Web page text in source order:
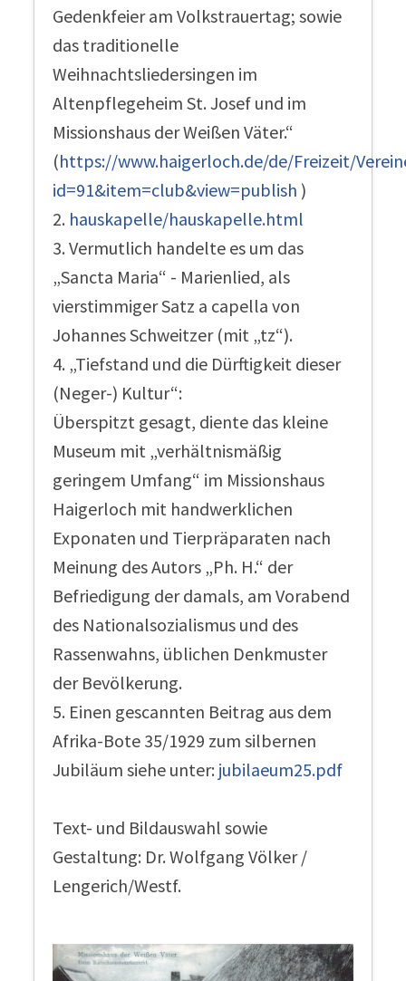
Gedenkfeier am Volkstrauertag; sowie
das traditionelle
Weihnachtsliedersingen im
Altenpflegeheim St. Josef und im
Missionshaus der Weißen Väter.“
(https://www.haigerloch.de/de/Freizeit/
id=91&item=club&view=publish )
2. hauskapelle/hauskapelle.html
3. Vermutlich handelte es um das
„Sancta Maria“ - Marienlied, als
vierstimmiger Satz a capella von
Johannes Schweitzer (mit „tz“).
4. „Tiefstand und die Dürftigkeit dieser
(Neger-) Kultur“:
Überspitzt gesagt, diente das kleine
Museum mit „verhältnismäßig
geringem Umfang“ im Missionshaus
Haigerloch mit handwerklichen
Exponaten und Tierpräparaten nach
Meinung des Autors „Ph. H.“ der
Befriedigung der damals, am Vorabend
des Nationalsozialismus und des
Rassenwahns, üblichen Denkmuster
der Bevölkerung.
5. Einen gescannten Beitrag aus dem
Afrika-Bote 35/1929 zum silbernen
Jubiläum siehe unter: jubilaeum25.pdf
Text- und Bildauswahl sowie
Gestaltung: Dr. Wolfgang Völker /
Lengerich/Westf.